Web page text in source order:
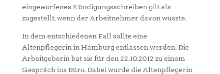
eingeworfenes Kündigungsschreiben gilt als
zugestellt, wenn der Arbeitnehmer davon wusste.
In dem entschiedenen Fall sollte eine
Altenpflegerin in Hamburg entlassen werden. Die
Arbeitgeberin bat sie für den 22.10.2012 zu einem
Gespräch ins Büro. Dabei wurde die Altenpflegerin